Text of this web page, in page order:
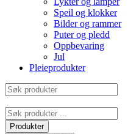
Speil og klokker
Bilder og rammer
Puter og pledd
Oppbevaring
Jul
Pleieprodukter
Søk
produkter
Search
...Produkter